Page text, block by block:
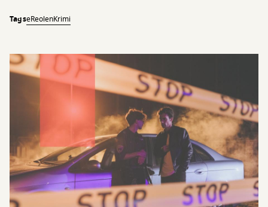
TagseReolenKrimi